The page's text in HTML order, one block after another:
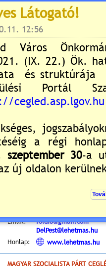
Levelezési
cím:
2702, Pf.17.
Telefon:
Elnök:
Prohászka Mónika
Email:
Honlap:
www.kdnp.hu
Ifjúsági
Szervezete:
Ifjúsági
Elnök: Pál Szabina
Alelnök: Tarr Felicián
Honlap:
LEHET MÁS A POLITIKA
Email:
foldi8@gmail.com
DelPest@lehetmas.hu
Honlap:
www.lehetmas.hu
MAGYAR SZOCIALISTA PÁRT